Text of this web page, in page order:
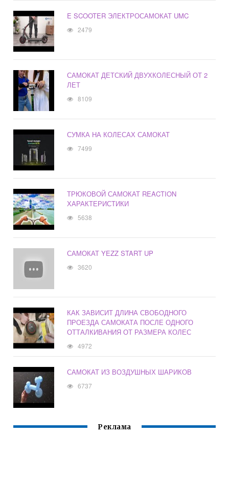
E SCOOTER ЭЛЕКТРОСАМОКАТ UMC
2479
САМОКАТ ДЕТСКИЙ ДВУХКОЛЕСНЫЙ ОТ 2
ЛЕТ
8109
СУМКА НА КОЛЕСАХ САМОКАТ
7499
ТРЮКОВОЙ САМОКАТ REACTION
ХАРАКТЕРИСТИКИ
5638
САМОКАТ YEZZ START UP
3620
КАК ЗАВИСИТ ДЛИНА СВОБОДНОГО
ПРОЕЗДА САМОКАТА ПОСЛЕ ОДНОГО
ОТТАЛКИВАНИЯ ОТ РАЗМЕРА КОЛЕС
4972
САМОКАТ ИЗ ВОЗДУШНЫХ ШАРИКОВ
6737
Реклама